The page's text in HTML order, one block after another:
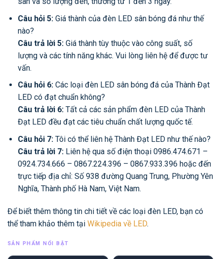
Câu hỏi 5:Giá thành của đèn LED sân bóng đá như thế
nào?
Câu trả lời 5:Giá thành tùy thuộc vào công suất, số
lượng và các tính năng khác. Vui lòng liên hệ để được tư
vấn.
Câu hỏi 6:Các loại đèn LED sân bóng đá của Thành Đạt
LED có đạt chuẩn không?
Câu trả lời 6:Tất cả các sản phẩm đèn LED của Thành
Đạt LED đều đạt các tiêu chuẩn chất lượng quốc tế.
Câu hỏi 7:Tôi có thể liên hệ Thành Đạt LED như thế nào?
Câu trả lời 7:Liên hệ qua số điện thoại 0986.474.671 –
0924.734.666 – 0867.224.396 – 0867.933.396 hoặc đến
trực tiếp địa chỉ: Số 938 đường Quang Trung, Phường Yên
Nghĩa, Thành phố Hà Nam, Việt Nam.
Để biết thêm thông tin chi tiết về các loại đèn LED, bạn có
thể tham khảo thêm tại Wikipedia về LED.
SẢN PHẨM NỔI BẬT